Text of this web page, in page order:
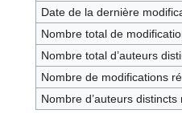
Date de la dernière
Nombre total de
Nombre total d’auteurs
Nombre de modifications
Nombre d’auteurs distincts